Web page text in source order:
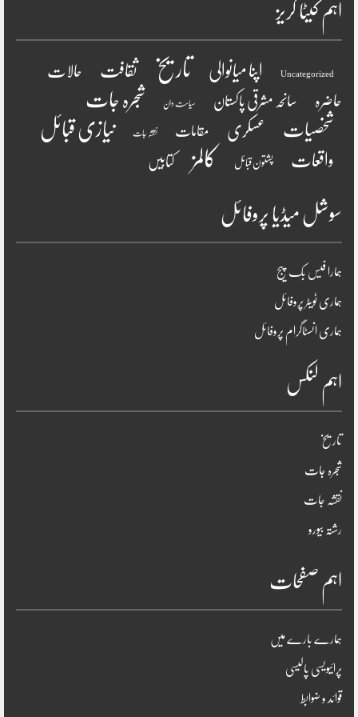
اہم کیٹا گریز
Uncategorized اپنا میانوالی تاریخ ثقافت حالات
حاضرہ سانحہ مشرقی پاکستان سیاست دان شجرہ جات
شخصیات عسکری مقامات نقشہ جات نیازی قبائل
واقعات پشتون قبائل کالمز کتابیں
سوشل میڈیا پروفائل
ہمارا فیس بک پیج
ہماری ٹویٹر پروفائل
ہماری انسٹاگرام پروفائل
اہم لنکس
تاریخ
شجرہ جات
نقشہ جات
رشتہ بیورو
اہم صفحات
ہمارے بارے میں
پرائیویسی پالیسی
قوائد و ضوابط